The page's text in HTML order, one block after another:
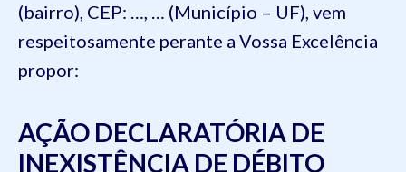
(bairro), CEP: …, … (Município – UF), vem
respeitosamente perante a Vossa Excelência
propor:
AÇÃO DECLARATÓRIA DE
INEXISTÊNCIA DE DÉBITO